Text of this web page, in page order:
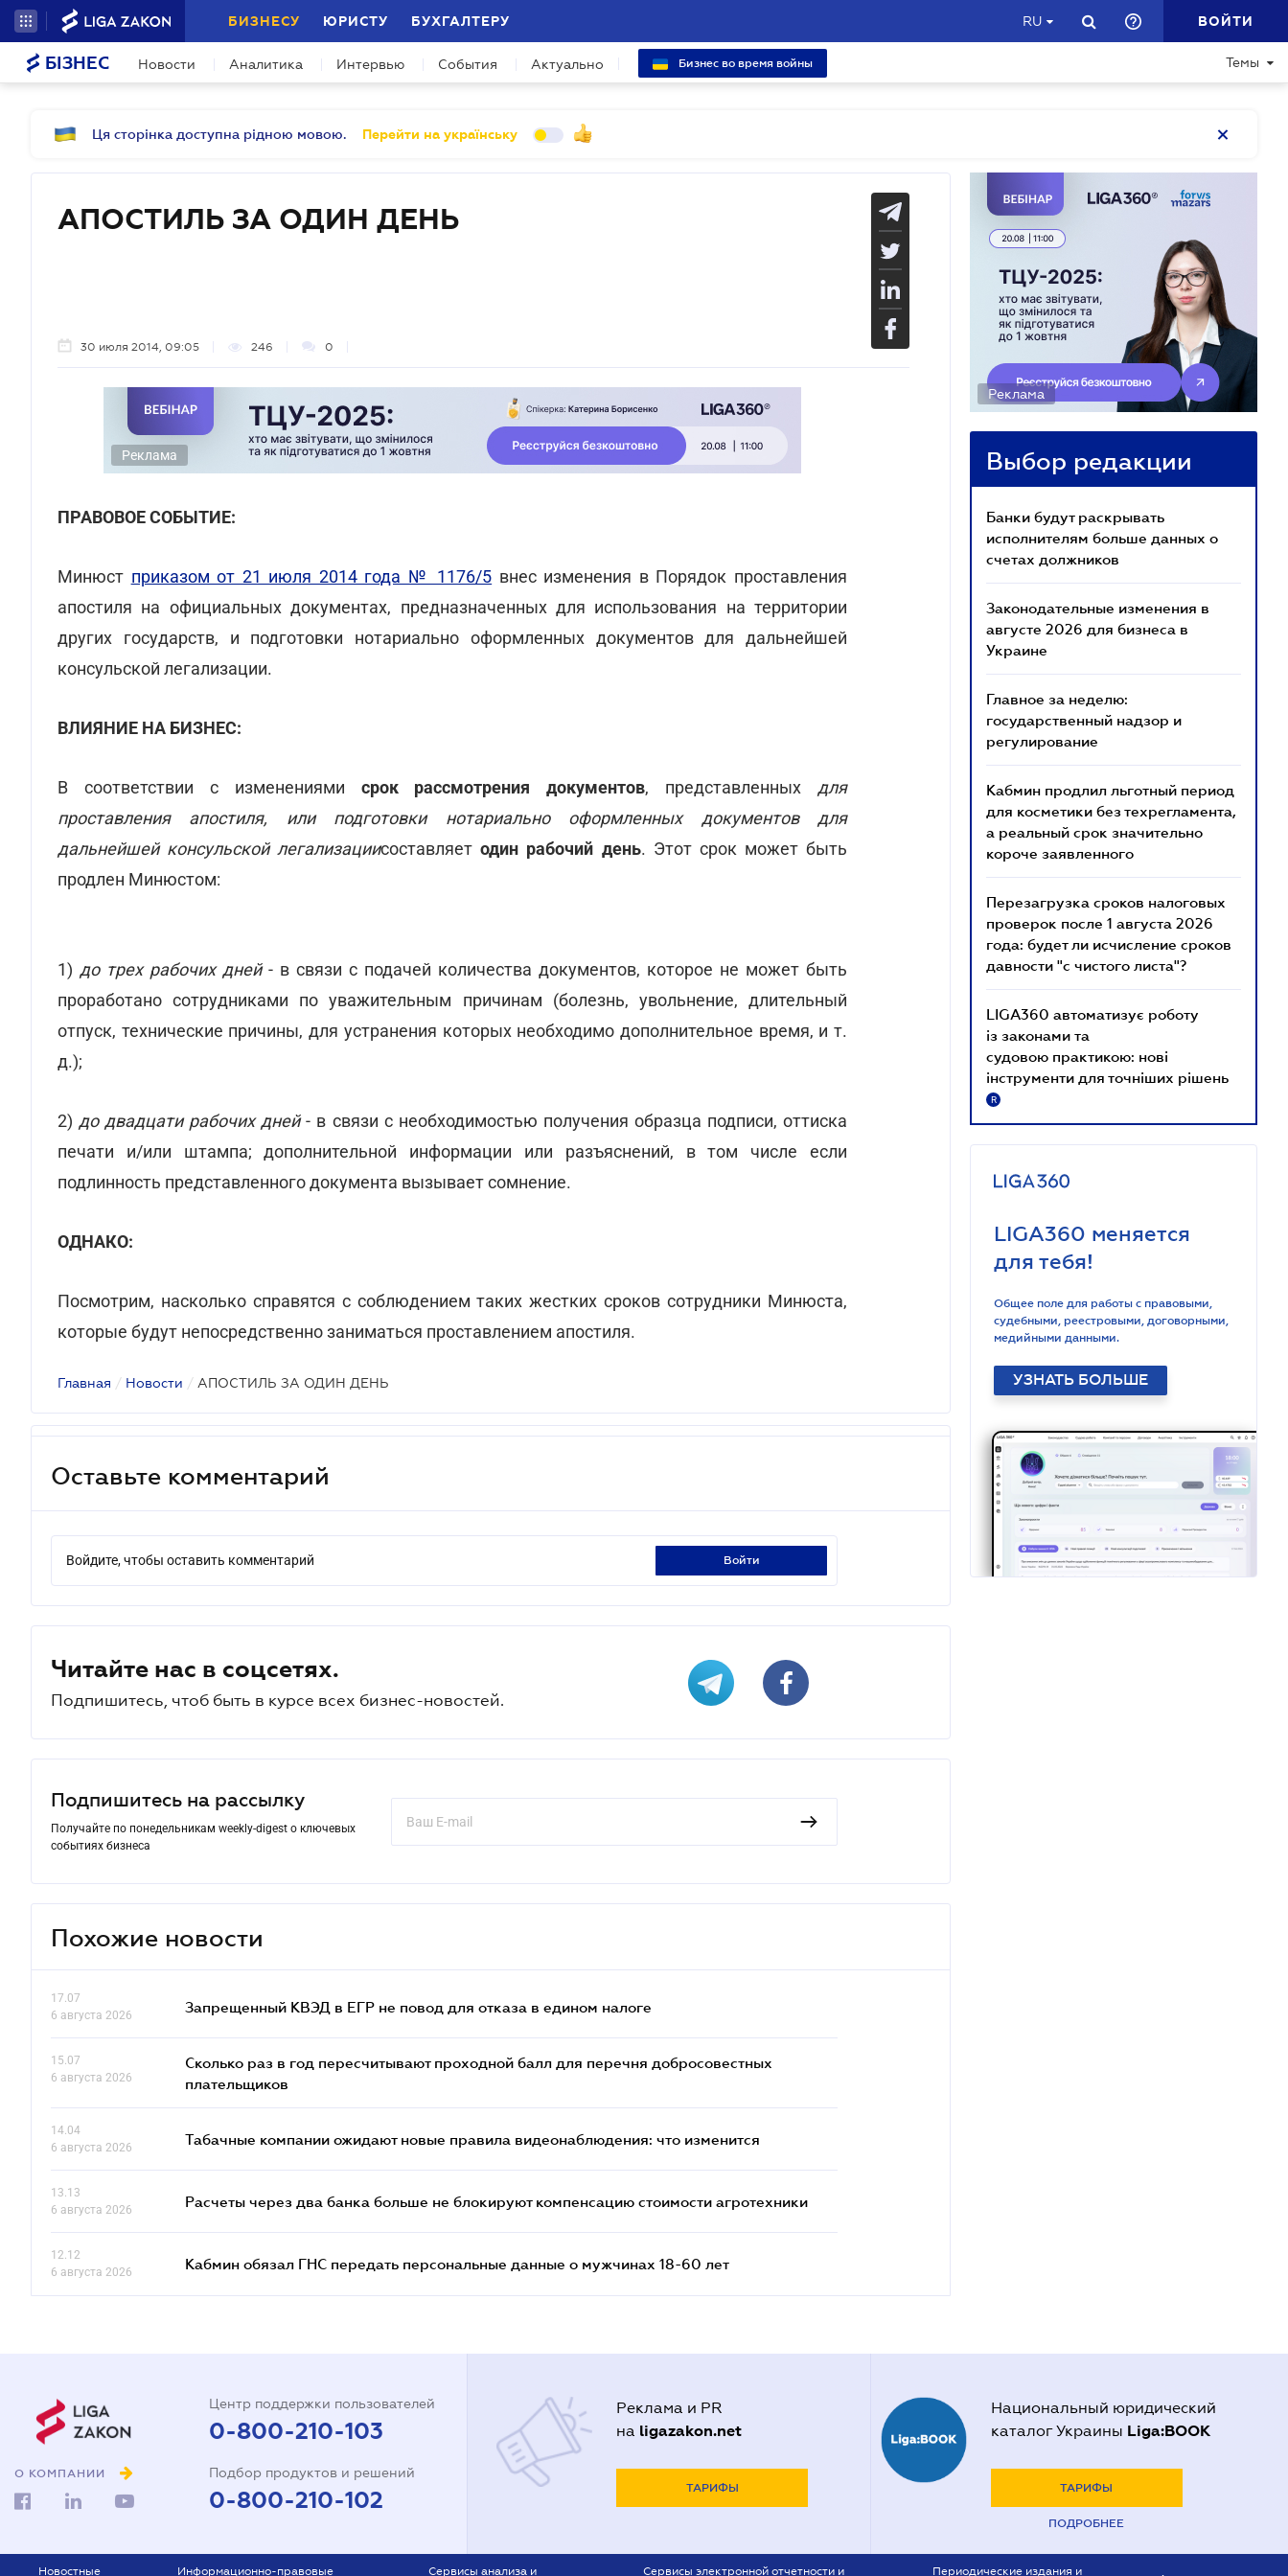
БИЗНЕСУ ЮРИСТУ БУХГАЛТЕРУ RU ВОЙТИ
БІЗНЕС Новости Аналитика Интервью События Актуально Бизнес во время войны Темы
Ця сторінка доступна рідною мовою. Перейти на українську
АПОСТИЛЬ ЗА ОДИН ДЕНЬ
30 июля 2014, 09:05 246 0
Реклама
ПРАВОВОЕ СОБЫТИЕ:
Минюст приказом от 21 июля 2014 года № 1176/5 внес изменения в Порядок проставления
апостиля на официальных документах, предназначенных для использования на территории
других государств, и подготовки нотариально оформленных документов для дальнейшей
консульской легализации.
ВЛИЯНИЕ НА БИЗНЕС:
В соответствии с изменениями срок рассмотрения документов, представленных для
проставления апостиля, или подготовки нотариально оформленных документов для
дальнейшей консульской легализациисоставляетодин рабочий день. Этот срок может быть
продлен Минюстом:
1) до трех рабочих дней- в связи с подачей количества документов, которое не может быть
проработано сотрудниками по уважительным причинам (болезнь, увольнение, длительный
отпуск, технические причины, для устранения которых необходимо дополнительное время, и т.
д.);
2) до двадцати рабочих дней- в связи с необходимостью получения образца подписи, оттиска
печати и/или штампа; дополнительной информации или разъяснений, в том числе если
подлинность представленного документа вызывает сомнение.
ОДНАКО:
Посмотрим, насколько справятся с соблюдением таких жестких сроков сотрудники Минюста,
которые будут непосредственно заниматься проставлением апостиля.
Главная / Новости / АПОСТИЛЬ ЗА ОДИН ДЕНЬ
Оставьте комментарий
Войдите, чтобы оставить комментарий войти
Читайте нас в соцсетях.
Подпишитесь, чтоб быть в курсе всех бизнес-новостей.
Подпишитесь на рассылку
Получайте по понедельникам weekly-digest о ключевых
событиях бизнеса
Похожие новости
17.07
6 августа 2026
Запрещенный КВЭД в ЕГР не повод для отказа в едином налоге
15.07
6 августа 2026
Сколько раз в год пересчитывают проходной балл для перечня добросовестных
плательщиков
14.04
6 августа 2026
Табачные компании ожидают новые правила видеонаблюдения: что изменится
13.13
6 августа 2026
Расчеты через два банка больше не блокируют компенсацию стоимости агротехники
12.12
6 августа 2026
Кабмин обязал ГНС передать персональные данные о мужчинах 18-60 лет
Реклама
Выбор редакции
Банки будут раскрывать
исполнителям больше данных о
счетах должников
Законодательные изменения в
августе 2026 для бизнеса в
Украине
Главное за неделю:
государственный надзор и
регулирование
Кабмин продлил льготный период
для косметики без техрегламента,
а реальный срок значительно
короче заявленного
Перезагрузка сроков налоговых
проверок после 1 августа 2026
года: будет ли исчисление сроков
давности "с чистого листа"?
LIGA360 автоматизує роботу
із законами та
судовою практикою: нові
інструменти для точніших рішень
R
LIGA360 меняется
для тебя!
Общее поле для работы с правовыми,
судебными, реестровыми, договорными,
медийными данными.
УЗНАТЬ БОЛЬШЕ
О КОМПАНИИ
Центр поддержки пользователей
0-800-210-103
Подбор продуктов и решений
0-800-210-102
Реклама и PR
на ligazakon.net
ТАРИФЫ
Национальный юридический
каталог Украины Liga:BOOK
ТАРИФЫ
ПОДРОБНЕЕ
Новостные Информационно-правовые Сервисы анализа и Сервисы электронной отчетности и Периодические издания и